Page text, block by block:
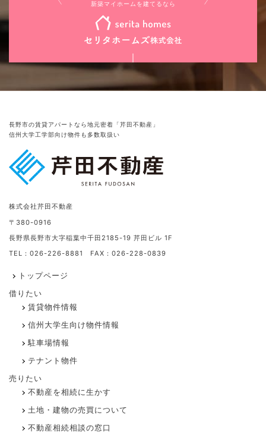
新築マイホームを建てるなら
長野市の賃貸アパートなら地元密着「芹田不動産」
信州大学工学部向け物件も多数取扱い
株式会社芹田不動産
〒380-0916
長野県長野市大字稲葉中千田2185-19 芹田ビル 1F
TEL：026-226-8881 FAX：026-228-0839
トップページ
借りたい
賃貸物件情報
信州大学生向け物件情報
駐車場情報
テナント物件
売りたい
不動産を相続に生かす
土地・建物の売買について
不動産相続相談の窓口